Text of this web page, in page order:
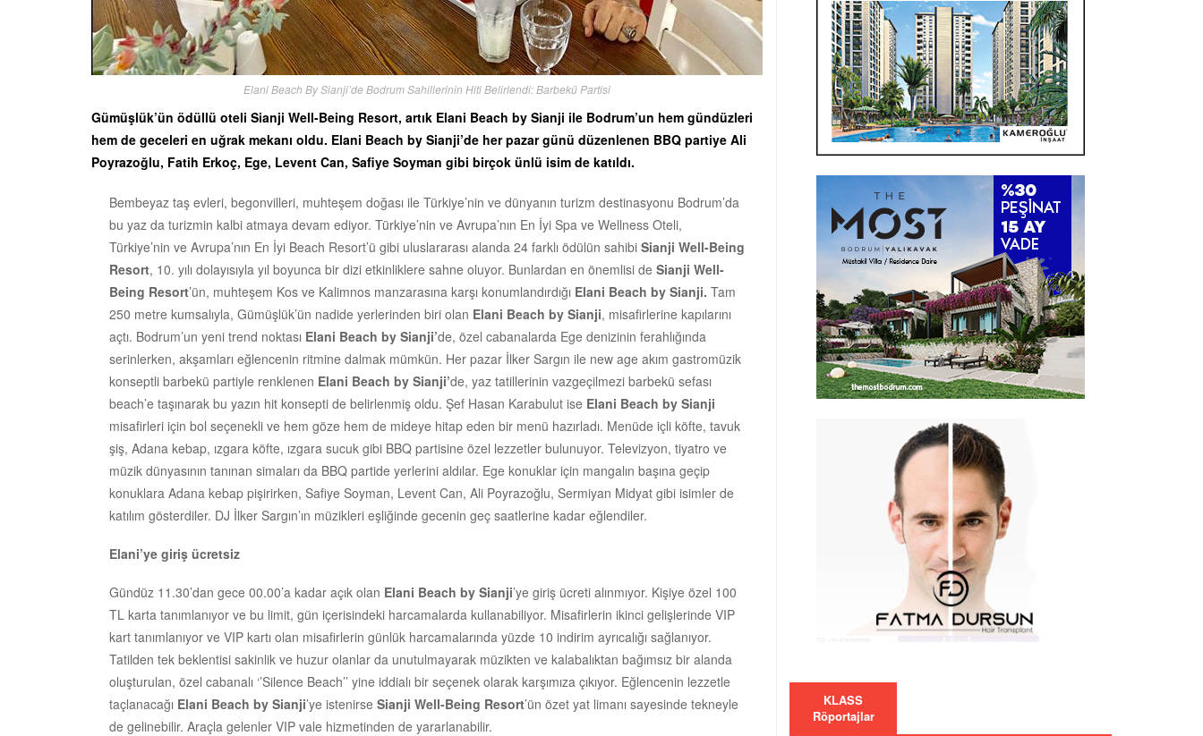
Elani Beach By Sianji’de Bodrum Sahillerinin Hiti Belirlendi: Barbekü Partisi
Gümüşlük’ün ödüllü oteli Sianji Well-Being Resort, artık Elani Beach by Sianji ile Bodrum’un hem gündüzleri
hem de geceleri en uğrak mekanı oldu. Elani Beach by Sianji’de her pazar günü düzenlenen BBQ partiye Ali
Poyrazoğlu, Fatih Erkoç, Ege, Levent Can, Safiye Soyman gibi birçok ünlü isim de katıldı.
Bembeyaz taş evleri, begonvilleri, muhteşem doğası ile Türkiye’nin ve dünyanın turizm destinasyonu Bodrum’da
bu yaz da turizmin kalbi atmaya devam ediyor. Türkiye’nin ve Avrupa’nın En İyi Spa ve Wellness Oteli,
Türkiye’nin ve Avrupa’nın En İyi Beach Resort’ü gibi uluslararası alanda 24 farklı ödülün sahibi Sianji Well-Being
Resort, 10. yılı dolayısıyla yıl boyunca bir dizi etkinliklere sahne oluyor. Bunlardan en önemlisi de Sianji Well-
Being Resort’ün, muhteşem Kos ve Kalimnos manzarasına karşı konumlandırdığı Elani Beach by Sianji. Tam
250 metre kumsalıyla, Gümüşlük’ün nadide yerlerinden biri olan Elani Beach by Sianji, misafirlerine kapılarını
açtı. Bodrum’un yeni trend noktası Elani Beach by Sianji’de, özel cabanalarda Ege denizinin ferahlığında
serinlerken, akşamları eğlencenin ritmine dalmak mümkün. Her pazar İlker Sargın ile new age akım gastromüzik
konseptli barbekü partiyle renklenen Elani Beach by Sianji’de, yaz tatillerinin vazgeçilmezi barbekü sefası
beach’e taşınarak bu yazın hit konsepti de belirlenmiş oldu. Şef Hasan Karabulut ise Elani Beach by Sianji
misafirleri için bol seçenekli ve hem göze hem de mideye hitap eden bir menü hazırladı. Menüde içli köfte, tavuk
şiş, Adana kebap, ızgara köfte, ızgara sucuk gibi BBQ partisine özel lezzetler bulunuyor. Televizyon, tiyatro ve
müzik dünyasının tanınan simaları da BBQ partide yerlerini aldılar. Ege konuklar için mangalın başına geçip
konuklara Adana kebap pişirirken, Safiye Soyman, Levent Can, Ali Poyrazoğlu, Sermiyan Midyat gibi isimler de
katılım gösterdiler. DJ İlker Sargın’ın müzikleri eşliğinde gecenin geç saatlerine kadar eğlendiler.
Elani’ye giriş ücretsiz
Gündüz 11.30’dan gece 00.00’a kadar açık olan Elani Beach by Sianji’ye giriş ücreti alınmıyor. Kişiye özel 100
TL karta tanımlanıyor ve bu limit, gün içerisindeki harcamalarda kullanabiliyor. Misafirlerin ikinci gelişlerinde VIP
kart tanımlanıyor ve VIP kartı olan misafirlerin günlük harcamalarında yüzde 10 indirim ayrıcalığı sağlanıyor.
Tatilden tek beklentisi sakinlik ve huzur olanlar da unutulmayarak müzikten ve kalabalıktan bağımsız bir alanda
oluşturulan, özel cabanalı ‘’Silence Beach’’ yine iddialı bir seçenek olarak karşımıza çıkıyor. Eğlencenin lezzetle
taçlanacağı Elani Beach by Sianji’ye istenirse Sianji Well-Being Resort’ün özet yat limanı sayesinde tekneyle
de gelinebilir. Araçla gelenler VIP vale hizmetinden de yararlanabilir.
KLASS
Röportajlar